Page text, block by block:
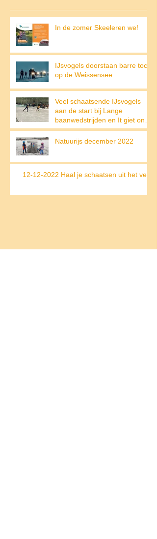
In de zomer Skeeleren we!
IJsvogels doorstaan barre tocht
op de Weissensee
Veel schaatsende IJsvogels
aan de start bij Lange
baanwedstrijden en It giet on
op de Weissensee
Natuurijs december 2022
12-12-2022 Haal je schaatsen uit het vet!